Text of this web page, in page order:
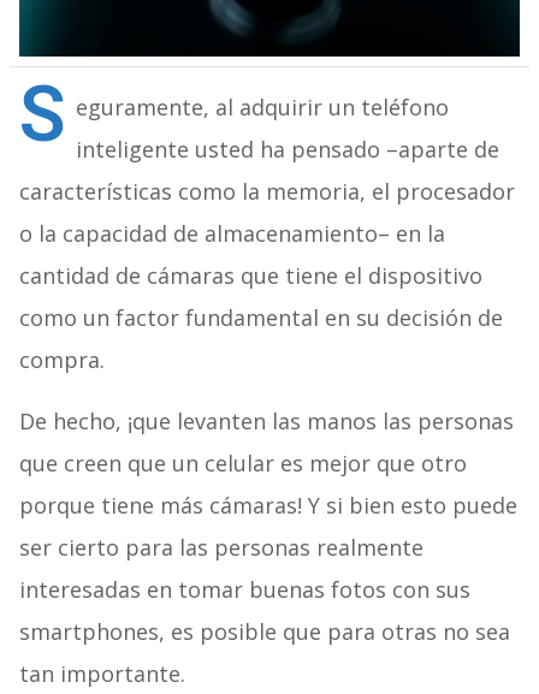
S eguramente, al adquirir un teléfono
inteligente usted ha pensado –aparte de
características como la memoria, el procesador
o la capacidad de almacenamiento– en la
cantidad de cámaras que tiene el dispositivo
como un factor fundamental en su decisión de
compra.
De hecho, ¡que levanten las manos las personas
que creen que un celular es mejor que otro
porque tiene más cámaras! Y si bien esto puede
ser cierto para las personas realmente
interesadas en tomar buenas fotos con sus
smartphones, es posible que para otras no sea
tan importante.